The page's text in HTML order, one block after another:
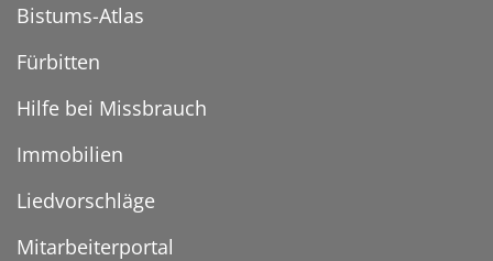
Bistums-Atlas
Fürbitten
Hilfe bei Missbrauch
Immobilien
Liedvorschläge
Mitarbeiterportal